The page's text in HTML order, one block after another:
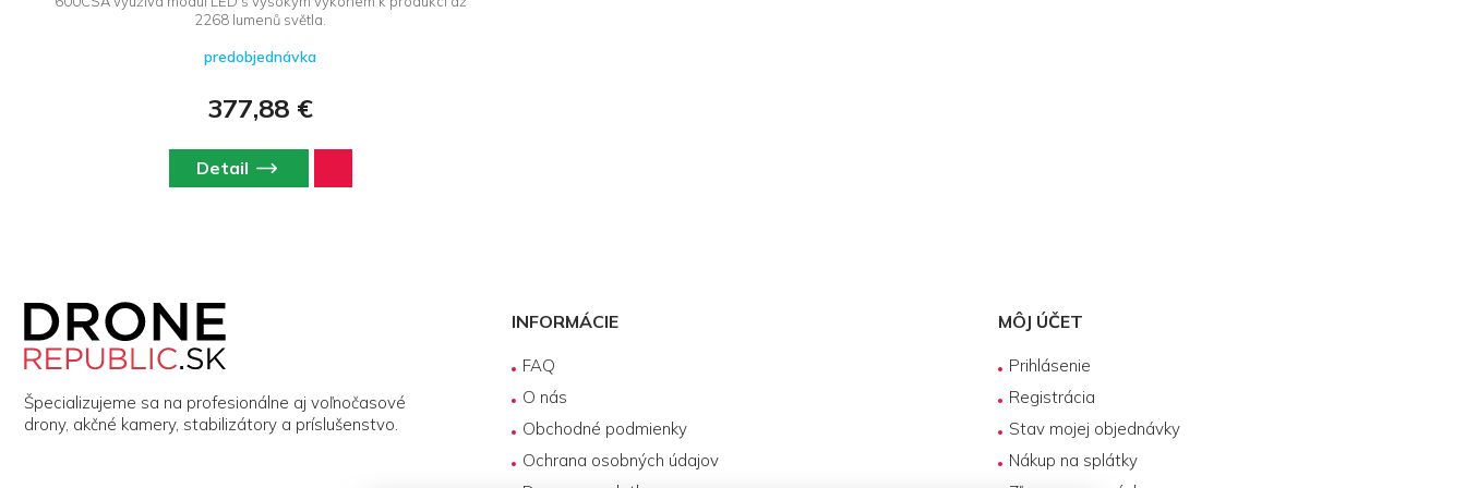
2268 lumenů světla.
predobjednávka
377,88 €
Detail
Špecializujeme sa na profesionálne aj voľnočasové
drony, akčné kamery, stabilizátory a príslušenstvo.
INFORMÁCIE
FAQ
O nás
Obchodné podmienky
Ochrana osobných údajov
MÔJ ÚČET
Prihlásenie
Registrácia
Stav mojej objednávky
Nákup na splátky